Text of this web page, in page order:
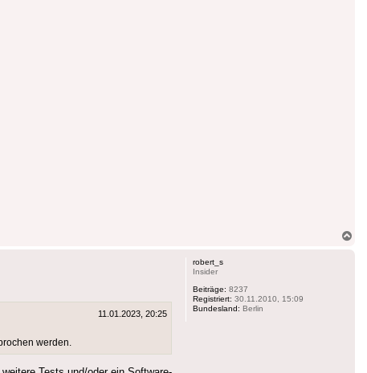
robert_s
Insider
Beiträge: 8237
Registriert: 30.11.2010, 15:09
Bundesland: Berlin
11.01.2023, 20:25
werden.